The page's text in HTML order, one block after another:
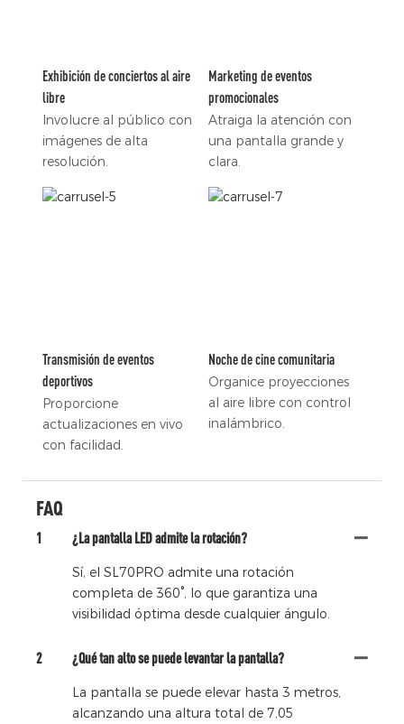
Exhibición de conciertos al aire
libre
Involucre al público con
imágenes de alta
resolución.
Marketing de eventos
promocionales
Atraiga la atención con
una pantalla grande y
clara.
Transmisión de eventos
deportivos
Proporcione
actualizaciones en vivo
con facilidad.
Noche de cine comunitaria
Organice proyecciones
al aire libre con control
inalámbrico.
FAQ
1 ¿La pantalla LED admite la rotación?
Sí, el SL70PRO admite una rotación
completa de 360°, lo que garantiza una
visibilidad óptima desde cualquier ángulo.
2 ¿Qué tan alto se puede levantar la pantalla?
La pantalla se puede elevar hasta 3 metros,
alcanzando una altura total de 7,05